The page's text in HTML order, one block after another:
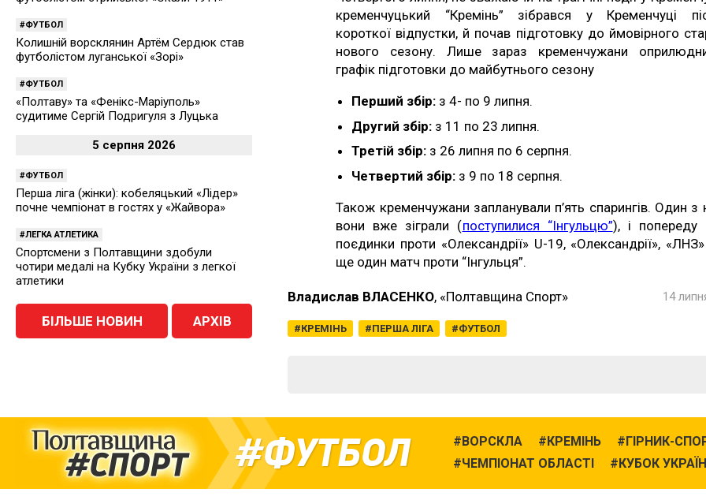
кременчуцький “Кремінь” зібрався у Кременчуці
короткої відпустки, й почав підготовку до ймовірного
нового сезону. Лише зараз кременчужани
графік підготовки до майбутнього сезону
Перший збір: з 4- по 9 липня.
Другий збір: з 11 по 23 липня.
Третій збір: з 26 липня по 6 серпня.
Четвертий збір: з 9 по 18 серпня.
Також кременчужани запланували п’ять спарингів. Один з
вони вже зіграли (поступилися “Інгульцю”), і попереду
поєдинки проти «Олександрії» U-19, «Олександрії»,
ще один матч проти “Інгульця”.
Владислав ВЛАСЕНКО, «Полтавщина Спорт»
КРЕМІНЬ ПЕРША ЛІГА ФУТБОЛ
14
ФУТБОЛ
Колишній ворсклянин Артём Сердюк став
футболістом луганської «Зорі»
ФУТБОЛ
«Полтаву» та «Фенікс-Маріуполь»
судитиме Сергій Подригуля з Луцька
5 серпня 2026
ФУТБОЛ
Перша ліга (жінки): кобеляцький «Лідер»
почне чемпіонат в гостях у «Жайвора»
ЛЕГКА АТЛЕТИКА
Спортсмени з Полтавщини здобули
чотири медалі на Кубку України з легкої
атлетики
БІЛЬШЕ НОВИН АРХІВ
ФУТБОЛ ВОРСКЛА КРЕМІНЬ
ГІРНИК-
ЧЕМПІОНАТ ОБЛАСТІ
КУБОК